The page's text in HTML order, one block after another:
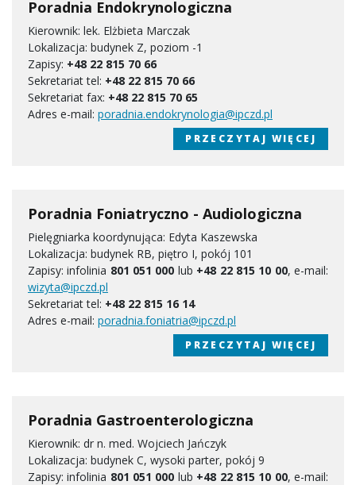
Poradnia Endokrynologiczna
Kierownik: lek. Elżbieta Marczak
Lokalizacja: budynek Z, poziom -1
Zapisy: +48 22 815 70 66
Sekretariat tel: +48 22 815 70 66
Sekretariat fax: +48 22 815 70 65
Adres e-mail: poradnia.endokrynologia@ipczd.pl
PRZECZYTAJ WIĘCEJ
Poradnia Foniatryczno - Audiologiczna
Pielęgniarka koordynująca: Edyta Kaszewska
Lokalizacja: budynek RB, piętro I, pokój 101
Zapisy: infolinia 801 051 000 lub +48 22 815 10 00, e-mail:
wizyta@ipczd.pl
Sekretariat tel: +48 22 815 16 14
Adres e-mail: poradnia.foniatria@ipczd.pl
PRZECZYTAJ WIĘCEJ
Poradnia Gastroenterologiczna
Kierownik: dr n. med. Wojciech Jańczyk
Lokalizacja: budynek C, wysoki parter, pokój 9
Zapisy: infolinia 801 051 000 lub +48 22 815 10 00, e-mail: